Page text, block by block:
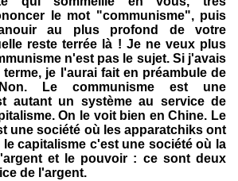
le mot "communisme", puis
au plus profond de votre
reste terrée là ! Je ne veux plus
n'est pas le sujet. Si j'avais
je l'aurai fait en préambule de
Le communisme est une
autant un système au service de
On le voit bien en Chine. Le
une société où les apparatchiks ont
capitalisme c'est une société où la
et le pouvoir : ce sont deux
de l'argent.